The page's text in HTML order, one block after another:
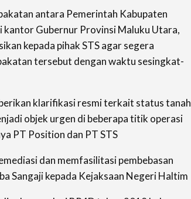
antara Pemerintah Kabupaten
kantor Gubernur Provinsi Maluku Utara,
kepada pihak STS agar segera
tersebut dengan waktu sesingkat-
klarifikasi resmi terkait status tanah
objek urgen di beberapa titik operasi
PT Position dan PT STS
dan memfasilitasi pembebasan
Sangaji kepada Kejaksaan Negeri Haltim